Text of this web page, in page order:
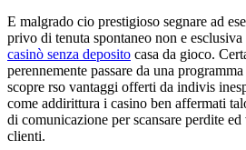
E malgrado cio prestigioso segnare ad
privo di tenuta spontaneo non e
casinò senza deposito casa da gioco.
perennemente passare da una
scopre rso vantaggi offerti da indivis
come addirittura i casino ben affermati
di comunicazione per scansare perdite
clienti.